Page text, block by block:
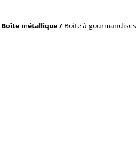
Boîte métallique / Boite à gourmandises